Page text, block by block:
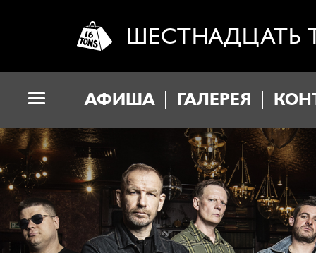
ШЕСТНАДЦАТЬ
АФИША ГАЛЕРЕЯ